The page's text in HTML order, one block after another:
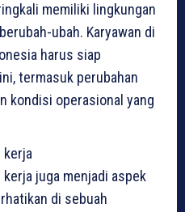
memiliki lingkungan
ubah. Karyawan di
harus siap
termasuk perubahan
kondisi operasional yang
kerja
juga menjadi aspek
di sebuah